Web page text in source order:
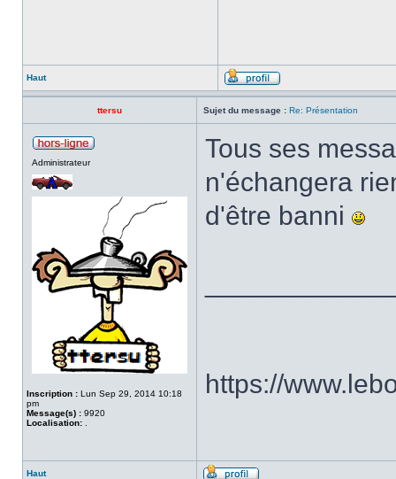
Haut
ttersu Sujet du message : Re: Présentation
Administrateur
Inscription : Lun Sep 29, 2014 10:18
pm
Message(s) : 9920
Localisation:
Tous ses
n'échangera
d'être banni
https://
Haut